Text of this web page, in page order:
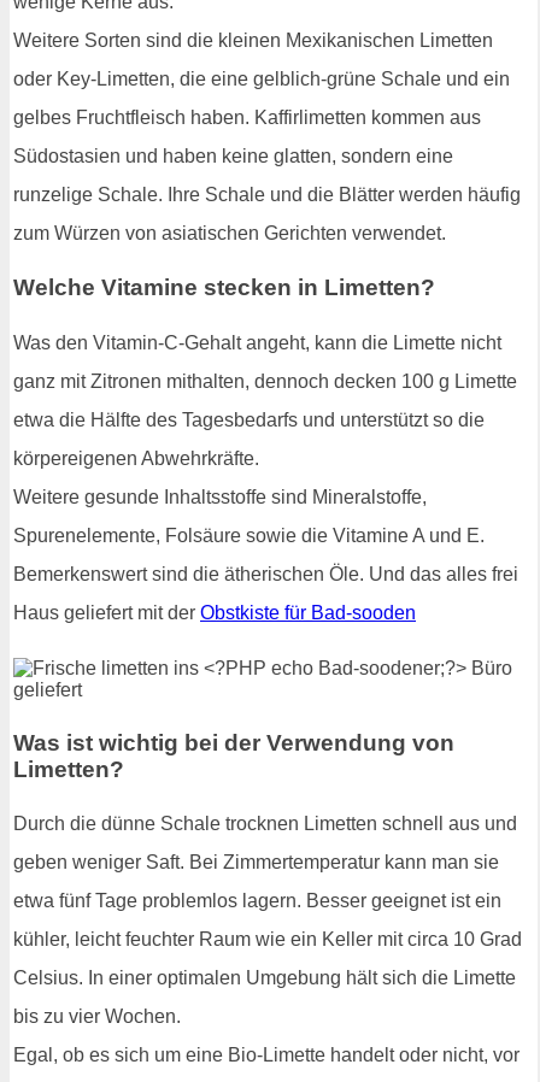
Weitere Sorten sind die kleinen Mexikanischen Limetten
oder Key-Limetten, die eine gelblich-grüne Schale und ein
gelbes Fruchtfleisch haben. Kaffirlimetten kommen aus
Südostasien und haben keine glatten, sondern eine
runzelige Schale. Ihre Schale und die Blätter werden häufig
zum Würzen von asiatischen Gerichten verwendet.
Welche Vitamine stecken in Limetten?
Was den Vitamin-C-Gehalt angeht, kann die Limette nicht
ganz mit Zitronen mithalten, dennoch decken 100 g Limette
etwa die Hälfte des Tagesbedarfs und unterstützt so die
körpereigenen Abwehrkräfte.
Weitere gesunde Inhaltsstoffe sind Mineralstoffe,
Spurenelemente, Folsäure sowie die Vitamine A und E.
Bemerkenswert sind die ätherischen Öle. Und das alles frei
Haus geliefert mit der Obstkiste für Bad-sooden
Was ist wichtig bei der Verwendung von
Limetten?
Durch die dünne Schale trocknen Limetten schnell aus und
geben weniger Saft. Bei Zimmertemperatur kann man sie
etwa fünf Tage problemlos lagern. Besser geeignet ist ein
kühler, leicht feuchter Raum wie ein Keller mit circa 10 Grad
Celsius. In einer optimalen Umgebung hält sich die Limette
bis zu vier Wochen.
Egal, ob es sich um eine Bio-Limette handelt oder nicht, vor